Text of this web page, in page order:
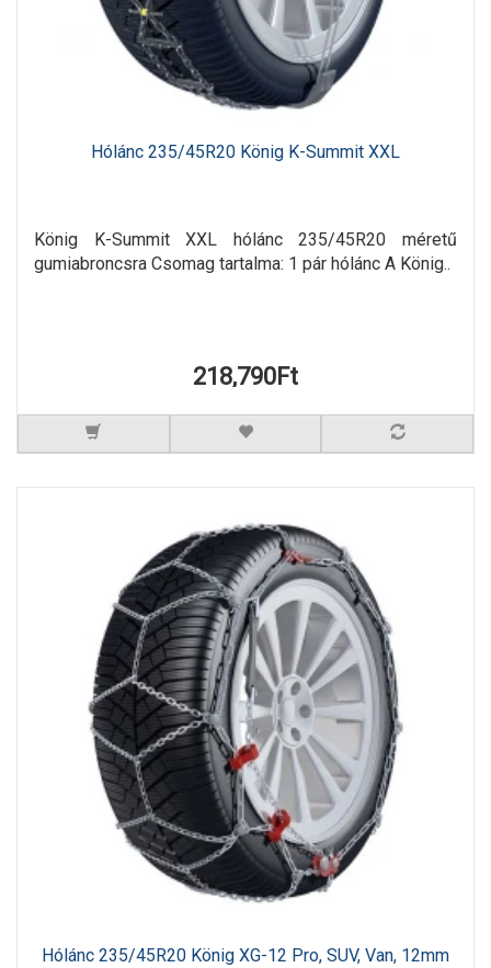
Hólánc 235/45R20 König K-Summit XXL
König K-Summit XXL hólánc 235/45R20 méretű
gumiabroncsra Csomag tartalma: 1 pár hólánc A König..
218,790Ft
Hólánc 235/45R20 König XG-12 Pro, SUV, Van, 12mm